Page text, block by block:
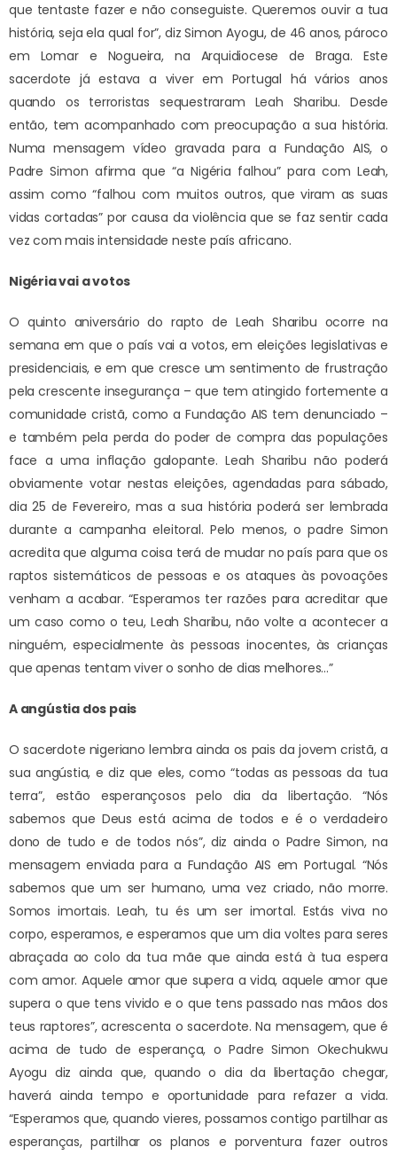
que tentaste fazer e não conseguiste. Queremos ouvir a tua
história, seja ela qual for”, diz Simon Ayogu, de 46 anos, pároco
em Lomar e Nogueira, na Arquidiocese de Braga. Este
sacerdote já estava a viver em Portugal há vários anos
quando os terroristas sequestraram Leah Sharibu. Desde
então, tem acompanhado com preocupação a sua história.
Numa mensagem vídeo gravada para a Fundação AIS, o
Padre Simon afirma que “a Nigéria falhou” para com Leah,
assim como “falhou com muitos outros, que viram as suas
vidas cortadas” por causa da violência que se faz sentir cada
vez com mais intensidade neste país africano.
Nigéria vai a votos
O quinto aniversário do rapto de Leah Sharibu ocorre na
semana em que o país vai a votos, em eleições legislativas e
presidenciais, e em que cresce um sentimento de frustração
pela crescente insegurança – que tem atingido fortemente a
comunidade cristã, como a Fundação AIS tem denunciado –
e também pela perda do poder de compra das populações
face a uma inflação galopante. Leah Sharibu não poderá
obviamente votar nestas eleições, agendadas para sábado,
dia 25 de Fevereiro, mas a sua história poderá ser lembrada
durante a campanha eleitoral. Pelo menos, o padre Simon
acredita que alguma coisa terá de mudar no país para que os
raptos sistemáticos de pessoas e os ataques às povoações
venham a acabar. “Esperamos ter razões para acreditar que
um caso como o teu, Leah Sharibu, não volte a acontecer a
ninguém, especialmente às pessoas inocentes, às crianças
que apenas tentam viver o sonho de dias melhores…”
A angústia dos pais
O sacerdote nigeriano lembra ainda os pais da jovem cristã, a
sua angústia, e diz que eles, como “todas as pessoas da tua
terra”, estão esperançosos pelo dia da libertação. “Nós
sabemos que Deus está acima de todos e é o verdadeiro
dono de tudo e de todos nós”, diz ainda o Padre Simon, na
mensagem enviada para a Fundação AIS em Portugal. “Nós
sabemos que um ser humano, uma vez criado, não morre.
Somos imortais. Leah, tu és um ser imortal. Estás viva no
corpo, esperamos, e esperamos que um dia voltes para seres
abraçada ao colo da tua mãe que ainda está à tua espera
com amor. Aquele amor que supera a vida, aquele amor que
supera o que tens vivido e o que tens passado nas mãos dos
teus raptores”, acrescenta o sacerdote. Na mensagem, que é
acima de tudo de esperança, o Padre Simon Okechukwu
Ayogu diz ainda que, quando o dia da libertação chegar,
haverá ainda tempo e oportunidade para refazer a vida.
“Esperamos que, quando vieres, possamos contigo partilhar as
esperanças, partilhar os planos e porventura fazer outros